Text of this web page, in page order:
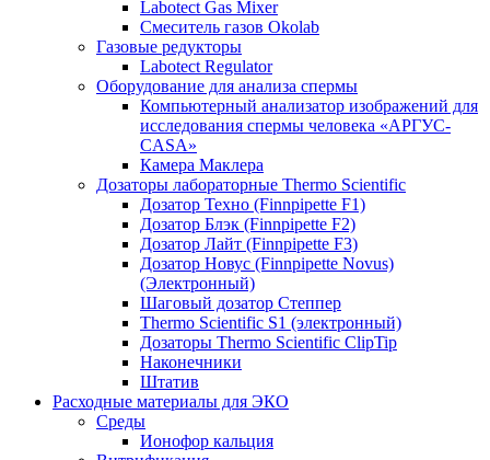
Labotect Gas Mixer
Смеситель газов Okolab
Газовые редукторы
Labotect Regulator
Оборудование для анализа спермы
Компьютерный анализатор изображений для
исследования спермы человека «АРГУС-
CASA»
Камера Маклера
Дозаторы лабораторные Thermo Scientific
Дозатор Техно (Finnpipette F1)
Дозатор Блэк (Finnpipette F2)
Дозатор Лайт (Finnpipette F3)
Дозатор Новус (Finnpipette Novus)
(Электронный)
Шаговый дозатор Степпер
Thermo Scientific S1 (электронный)
Дозаторы Thermo Scientific ClipTip
Наконечники
Штатив
Расходные материалы для ЭКО
Среды
Ионофор кальция